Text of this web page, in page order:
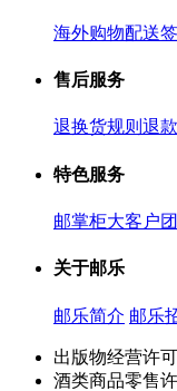
海外购物配送
售后服务
退换货规则 退
特色服务
邮掌柜大客户
关于邮乐
邮乐简介 邮乐
出版物经营许
酒类商品零售